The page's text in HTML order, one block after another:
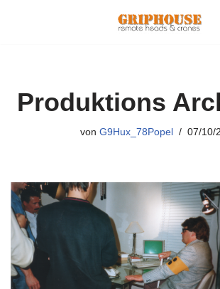
Produktions
von G9Hux_78Popel 07/10/